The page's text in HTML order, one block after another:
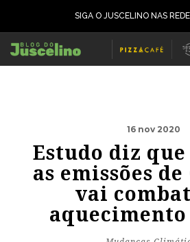
SIGA O JUSCELINO NAS
16 nov 2020
Estudo diz
as emissões de
vai